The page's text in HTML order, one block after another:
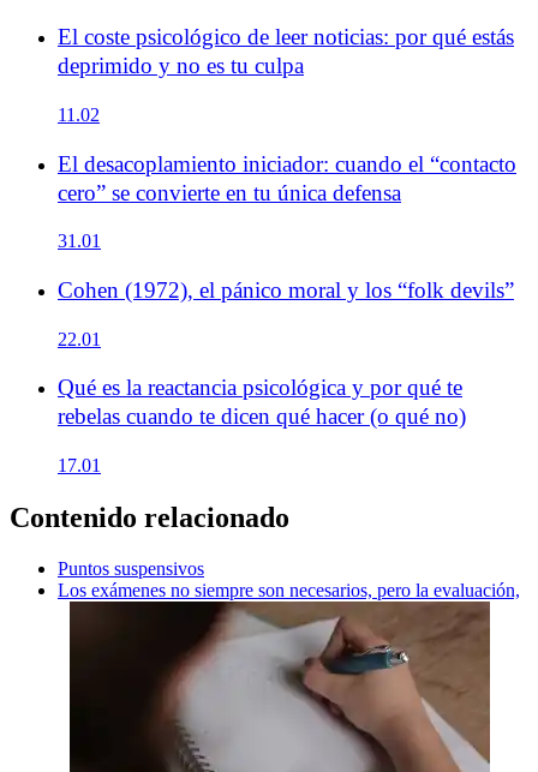
El coste psicológico de leer noticias: por qué estás
deprimido y no es tu culpa
11.02
El desacoplamiento iniciador: cuando el “contacto
cero” se convierte en tu única defensa
31.01
Cohen (1972), el pánico moral y los “folk devils”
22.01
Qué es la reactancia psicológica y por qué te
rebelas cuando te dicen qué hacer (o qué no)
17.01
Contenido relacionado
Puntos suspensivos
Los exámenes no siempre son necesarios, pero la evaluación,